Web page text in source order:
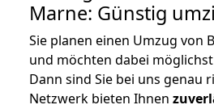
Marne: Günstig
Sie planen einen Umzug von
und möchten dabei möglichst
Dann sind Sie bei uns genau
Netzwerk bieten Ihnen